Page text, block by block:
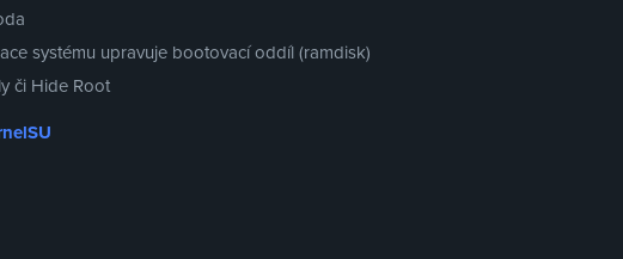
systému upravuje bootovací oddíl (ramdisk)
či Hide Root